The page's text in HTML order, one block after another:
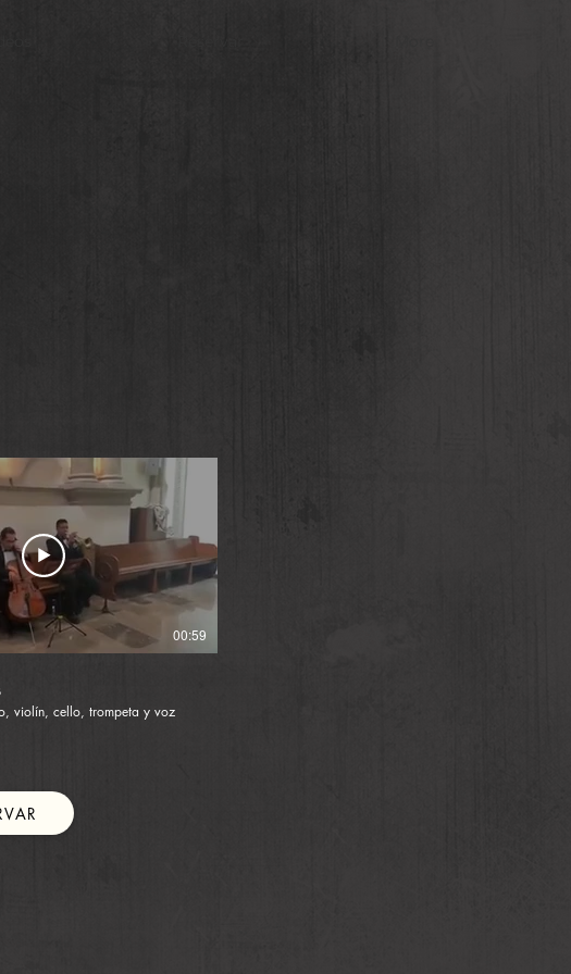
00:59
violín, cello, trompeta y voz